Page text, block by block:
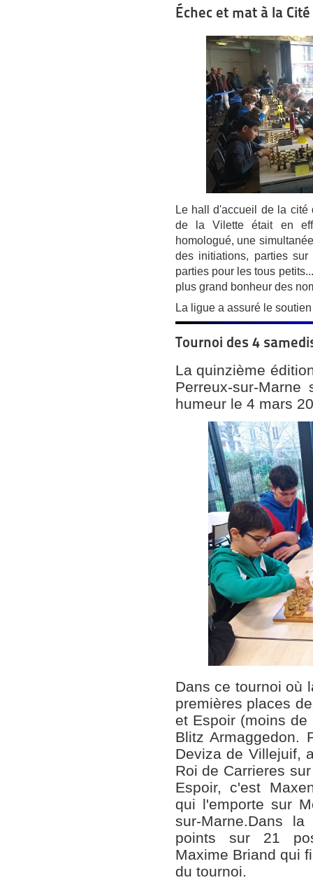
Échec et mat à la
Le hall d'accueil de la
de la Vilette était en
homologué, une
des initiations, parties
parties pour les tous
plus grand bonheur des
La ligue a assuré le
Tournoi des 4
La quinzième
Perreux-sur-
humeur le 4 mars
Dans ce tournoi où
premières places
et Espoir (moins
Blitz Armaggedon.
Deviza de Villejuif,
Roi de Carrieres
Espoir, c'est
qui l'emporte sur
sur-Marne.Dans
points sur 21
Maxime Briand qui
du tournoi.